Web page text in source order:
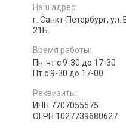
Наш адрес:
г. Санкт-Петербург,
21Б
Время работы:
Пн-чт с 9-30 до 17-30
Пт с 9-30 до 17-00
Реквизиты:
ИНН 7707055575
ОГРН 1027739680627